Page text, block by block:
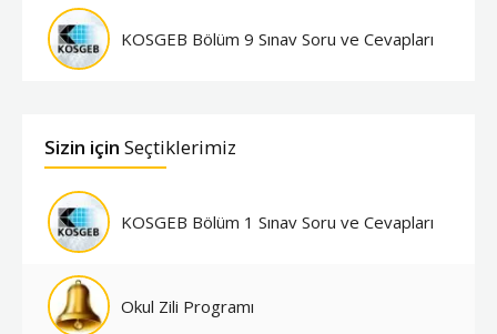
KOSGEB Bölüm 9 Sınav Soru ve Cevapları
Sizin için Seçtiklerimiz
KOSGEB Bölüm 1 Sınav Soru ve Cevapları
Okul Zili Programı